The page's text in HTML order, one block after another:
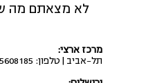
לא מצאתם מה
מרכז ארצי:
תל-אביב | טלפון: 03-5608185 | פקס: 03-5608165